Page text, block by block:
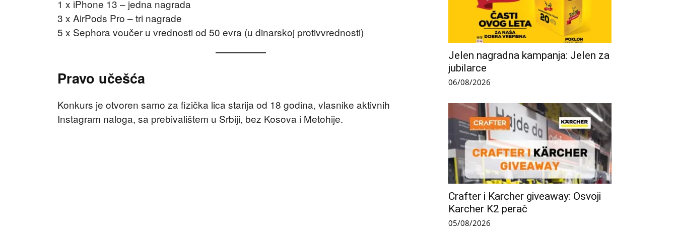
1 x iPhone 13 – jedna nagrada
3 x AirPods Pro – tri nagrade
5 x Sephora voučer u vrednosti od 50 evra (u dinarskoj protivvrednosti)
Pravo učešća
Konkurs je otvoren samo za fizička lica starija od 18 godina, vlasnike aktivnih
Instagram naloga, sa prebivalištem u Srbiji, bez Kosova i Metohije.
Jelen nagradna kampanja: Jelen za
jubilarce
06/08/2026
Crafter i Karcher giveaway: Osvoji
Karcher K2 perač
05/08/2026